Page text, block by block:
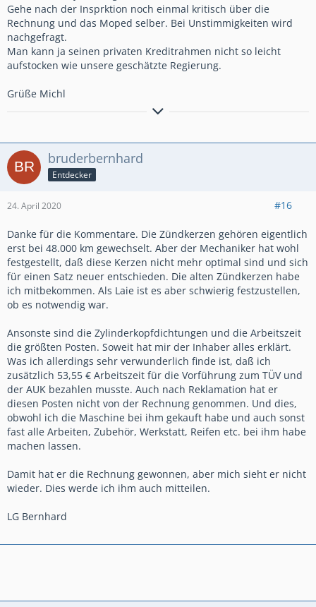
Gehe nach der Insprktion noch einmal kritisch über die
Rechnung und das Moped selber. Bei Unstimmigkeiten wird
nachgefragt.
Man kann ja seinen privaten Kreditrahmen nicht so leicht
aufstocken wie unsere geschätzte Regierung.
Grüße Michl
geheult wird erst, wenn`s blutet oder komisch absteht
bruderbernhard
Entdecker
24. April 2020 #16
Danke für die Kommentare. Die Zündkerzen gehören eigentlich
erst bei 48.000 km gewechselt. Aber der Mechaniker hat wohl
festgestellt, daß diese Kerzen nicht mehr optimal sind und sich
für einen Satz neuer entschieden. Die alten Zündkerzen habe
ich mitbekommen. Als Laie ist es aber schwierig festzustellen,
ob es notwendig war.
Ansonste sind die Zylinderkopfdichtungen und die Arbeitszeit
die größten Posten. Soweit hat mir der Inhaber alles erklärt.
Was ich allerdings sehr verwunderlich finde ist, daß ich
zusätzlich 53,55 € Arbeitszeit für die Vorführung zum TÜV und
der AUK bezahlen musste. Auch nach Reklamation hat er
diesen Posten nicht von der Rechnung genommen. Und dies,
obwohl ich die Maschine bei ihm gekauft habe und auch sonst
fast alle Arbeiten, Zubehör, Werkstatt, Reifen etc. bei ihm habe
machen lassen.
Damit hat er die Rechnung gewonnen, aber mich sieht er nicht
wieder. Dies werde ich ihm auch mitteilen.
LG Bernhard